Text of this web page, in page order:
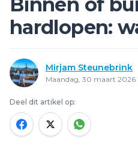
hardlopen:
Mirjam Steunebrink
Maandag, 30 maart 2026
Deel dit artikel op: